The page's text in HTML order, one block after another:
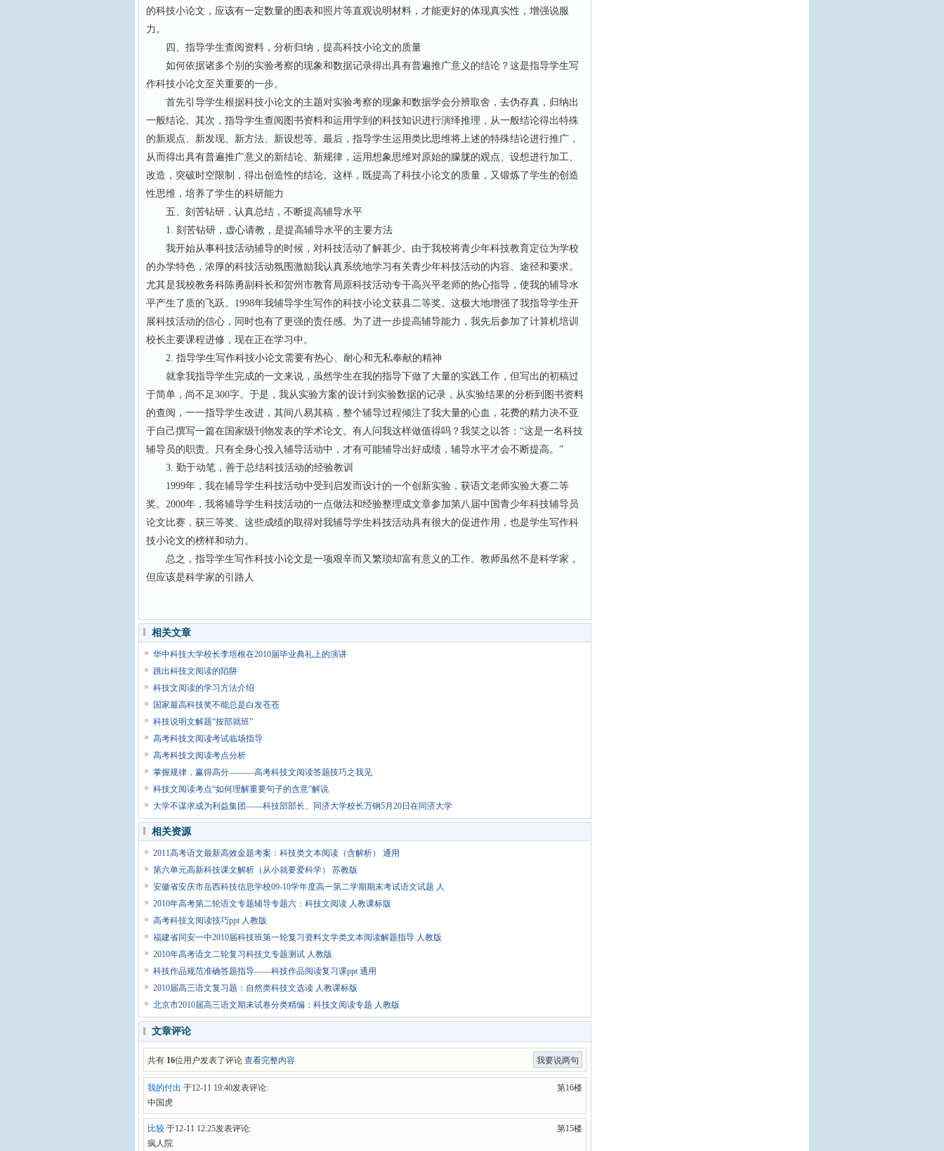
的科技小论文，应该有一定数量的图表和照片等直观说明材料，才能更好的体现真实性，增强说服
力。
四、指导学生查阅资料，分析归纳，提高科技小论文的质量
如何依据诸多个别的实验考察的现象和数据记录得出具有普遍推广意义的结论？这是指导学生写
作科技小论文至关重要的一步。
首先引导学生根据科技小论文的主题对实验考察的现象和数据学会分辨取舍，去伪存真，归纳出
一般结论。其次，指导学生查阅图书资料和运用学到的科技知识进行演绎推理，从一般结论得出特殊
的新观点、新发现、新方法、新设想等。最后，指导学生运用类比思维将上述的特殊结论进行推广，
从而得出具有普遍推广意义的新结论、新规律，运用想象思维对原始的朦胧的观点、设想进行加工、
改造，突破时空限制，得出创造性的结论。这样，既提高了科技小论文的质量，又锻炼了学生的创造
性思维，培养了学生的科研能力
五、刻苦钻研，认真总结，不断提高辅导水平
1. 刻苦钻研，虚心请教，是提高辅导水平的主要方法
我开始从事科技活动辅导的时候，对科技活动了解甚少。由于我校将青少年科技教育定位为学校
的办学特色，浓厚的科技活动氛围激励我认真系统地学习有关青少年科技活动的内容、途径和要求。
尤其是我校教务科陈勇副科长和贺州市教育局原科技活动专干高兴平老师的热心指导，使我的辅导水
平产生了质的飞跃。1998年我辅导学生写作的科技小论文获县二等奖。这极大地增强了我指导学生开
展科技活动的信心，同时也有了更强的责任感。为了进一步提高辅导能力，我先后参加了计算机培训
校长主要课程进修，现在正在学习中。
2. 指导学生写作科技小论文需要有热心、耐心和无私奉献的精神
就拿我指导学生完成的一文来说，虽然学生在我的指导下做了大量的实践工作，但写出的初稿过
于简单，尚不足300字。于是，我从实验方案的设计到实验数据的记录，从实验结果的分析到图书资料
的查阅，一一指导学生改进，其间八易其稿，整个辅导过程倾注了我大量的心血，花费的精力决不亚
于自己撰写一篇在国家级刊物发表的学术论文。有人问我这样做值得吗？我笑之以答：“这是一名科技
辅导员的职责。只有全身心投入辅导活动中，才有可能辅导出好成绩，辅导水平才会不断提高。”
3. 勤于动笔，善于总结科技活动的经验教训
1999年，我在辅导学生科技活动中受到启发而设计的一个创新实验，获语文老师实验大赛二等
奖。2000年，我将辅导学生科技活动的一点做法和经验整理成文章参加第八届中国青少年科技辅导员
论文比赛，获三等奖。这些成绩的取得对我辅导学生科技活动具有很大的促进作用，也是学生写作科
技小论文的榜样和动力。
总之，指导学生写作科技小论文是一项艰辛而又繁琐却富有意义的工作。教师虽然不是科学家，
但应该是科学家的引路人
相关文章
华中科技大学校长李培根在2010届毕业典礼上的演讲
跳出科技文阅读的陷阱
科技文阅读的学习方法介绍
国家最高科技奖不能总是白发苍苍
科技说明文解题“按部就班”
高考科技文阅读考试临场指导
高考科技文阅读考点分析
掌握规律，赢得高分———高考科技文阅读答题技巧之我见
科技文阅读考点“如何理解重要句子的含意”解说
大学不谋求成为利益集团——科技部部长、同济大学校长万钢5月20日在同济大学
相关资源
2011高考语文最新高效金题考案：科技类文本阅读（含解析） 通用
第六单元高新科技课文解析（从小就要爱科学） 苏教版
安徽省安庆市岳西科技信息学校09-10学年度高一第二学期期末考试语文试题 人
2010年高考第二轮语文专题辅导专题六：科技文阅读 人教课标版
高考科技文阅读技巧ppt 人教版
福建省同安一中2010届科技班第一轮复习资料文学类文本阅读解题指导 人教版
2010年高考语文二轮复习科技文专题测试 人教版
科技作品规范准确答题指导——科技作品阅读复习课ppt 通用
2010届高三语文复习题：自然类科技文选读 人教课标版
北京市2010届高三语文期末试卷分类精编：科技文阅读专题 人教版
文章评论
共有 16位用户发表了评论 查看完整内容 我要说两句
我的付出 于12-11 19:40发表评论:
第16楼
中国虎
比较 于12-11 12:25发表评论:
第15楼
疯人院